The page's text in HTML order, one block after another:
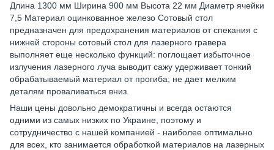
Длина 1300 мм Ширина 900 мм Высота 22 мм Диаметр ячейки
7,5 Материал оцинкованное железо Сотовый стол
предназначен для предохранения материалов от спекания с
нижней стороны сотовый стол для лазерного гравера
выполняет еще несколько функций: поглощает избыточное
излучения лазерного луча выводит сажу удерживает тонкий
обрабатываемый материал от прогиба; не дает мелким
деталям проваливаться вниз.
Наши цены довольно демократичны и всегда остаются
одними из самых низких по Украине, поэтому и
сотрудничество с нашей компанией - наиболее оптимально
для всех, кто занимается обработкой материалов на лазерных